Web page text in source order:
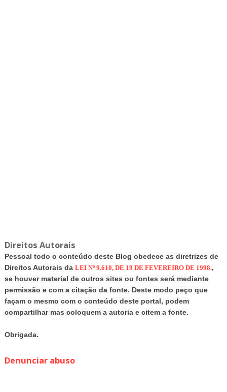
Direitos Autorais
Pessoal todo o conteúdo deste Blog obedece as diretrizes de
Direitos Autorais da LEI Nº 9.610, DE 19 DE FEVEREIRO DE 1998.,
se houver material de outros sites ou fontes será mediante
permissão e com a citação da fonte. Deste modo peço que
façam o mesmo com o conteúdo deste portal, podem
compartilhar mas coloquem a autoria e citem a fonte.
Obrigada.
Denunciar abuso